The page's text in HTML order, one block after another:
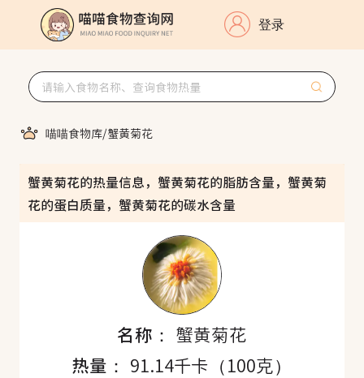
登录
喵喵食物库/蟹黄菊花
蟹黄菊花的热量信息，蟹黄菊花的脂肪含量，蟹黄菊
花的蛋白质量，蟹黄菊花的碳水含量
名称： 蟹黄菊花
热量： 91.14千卡（100克）